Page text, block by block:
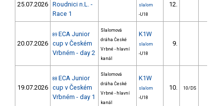
25.07.2026 Roudnici n.L. -
Race 1
slalom
-U18
12.
20.07.2026
89 ECA Junior
cup v Českém
Vrbném - day 2
Slalomová
dráha České
Vrbné - hlavní
kanál
K1W
slalom
-U18
9.
19.07.2026
88 ECA Junior
cup v Českém
Vrbném - day 1
Slalomová
dráha České
Vrbné - hlavní
kanál
K1W
slalom
-U18
10. 10/DS